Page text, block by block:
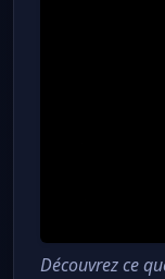
Découvrez ce